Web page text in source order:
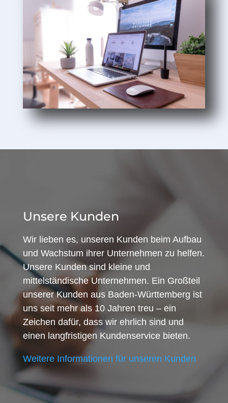
Unsere Kunden
Wir lieben es, unseren Kunden beim Aufbau
und Wachstum ihrer Unternehmen zu helfen.
Unsere Kunden sind kleine und
mittelständische Unternehmen. Ein Großteil
unserer Kunden aus Baden-Württemberg ist
uns seit mehr als 10 Jahren treu – ein
Zeichen dafür, dass wir ehrlich sind und
einen langfristigen Kundenservice bieten.
Weitere Informationen für unseren Kunden